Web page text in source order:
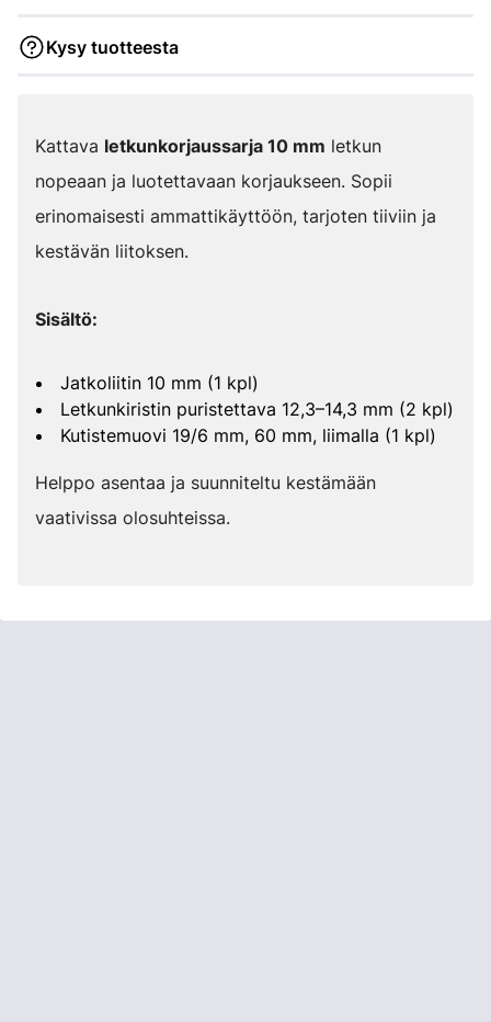
Kysy tuotteesta
Kattava letkunkorjaussarja 10 mm letkun
nopeaan ja luotettavaan korjaukseen. Sopii
erinomaisesti ammattikäyttöön, tarjoten tiiviin ja
kestävän liitoksen.
Sisältö:
Jatkoliitin 10 mm (1 kpl)
Letkunkiristin puristettava 12,3–14,3 mm (2 kpl)
Kutistemuovi 19/6 mm, 60 mm, liimalla (1 kpl)
Helppo asentaa ja suunniteltu kestämään
vaativissa olosuhteissa.